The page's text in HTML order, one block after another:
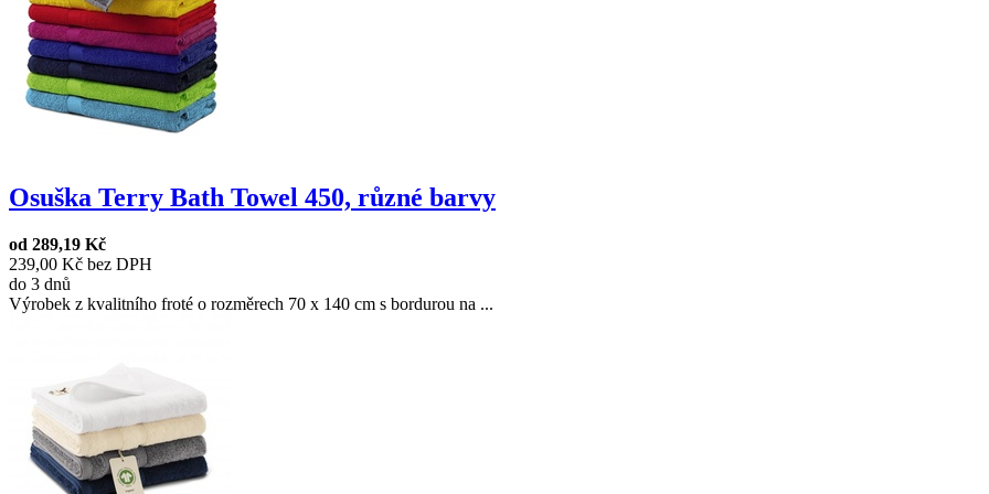
Osuška Terry Bath Towel 450, různé barvy
od 289,19 Kč
239,00 Kč bez DPH
do 3 dnů
Výrobek z kvalitního froté o rozměrech 70 x 140 cm s bordurou na ...